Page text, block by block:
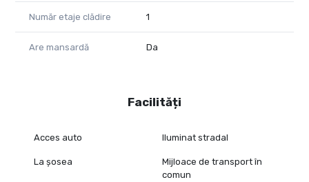
Număr etaje clădire 1
Are mansardă Da
Facilități
Acces auto Iluminat stradal
La șosea
Mijloace de transport în
comun